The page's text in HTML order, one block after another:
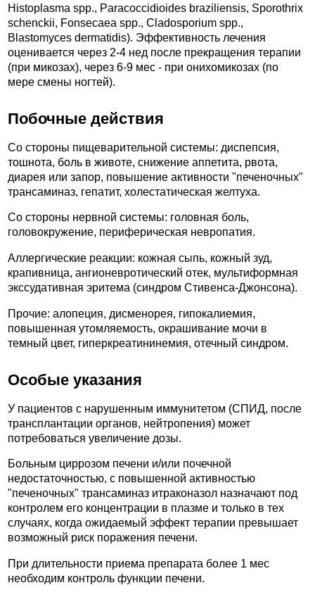
Histoplasma spp., Paracoccidioides braziliensis, Sporothrix
schenckii, Fonsecaea spp., Cladosporium spp.,
Blastomyces dermatidis). Эффективность лечения
оценивается через 2-4 нед после прекращения терапии
(при микозах), через 6-9 мес - при онихомикозах (по
мере смены ногтей).
Побочные действия
Со стороны пищеварительной системы: диспепсия,
тошнота, боль в животе, снижение аппетита, рвота,
диарея или запор, повышение активности "печеночных"
трансаминаз, гепатит, холестатическая желтуха.
Со стороны нервной системы: головная боль,
головокружение, периферическая невропатия.
Аллергические реакции: кожная сыпь, кожный зуд,
крапивница, ангионевротический отек, мультиформная
экссудативная эритема (синдром Стивенса-Джонсона).
Прочие: алопеция, дисменорея, гипокалиемия,
повышенная утомляемость, окрашивание мочи в
темный цвет, гиперкреатининемия, отечный синдром.
Особые указания
У пациентов с нарушенным иммунитетом (СПИД, после
трансплантации органов, нейтропения) может
потребоваться увеличение дозы.
Больным циррозом печени и/или почечной
недостаточностью, с повышенной активностью
"печеночных" трансаминаз итраконазол назначают под
контролем его концентрации в плазме и только в тех
случаях, когда ожидаемый эффект терапии превышает
возможный риск поражения печени.
При длительности приема препарата более 1 мес
необходим контроль функции печени.